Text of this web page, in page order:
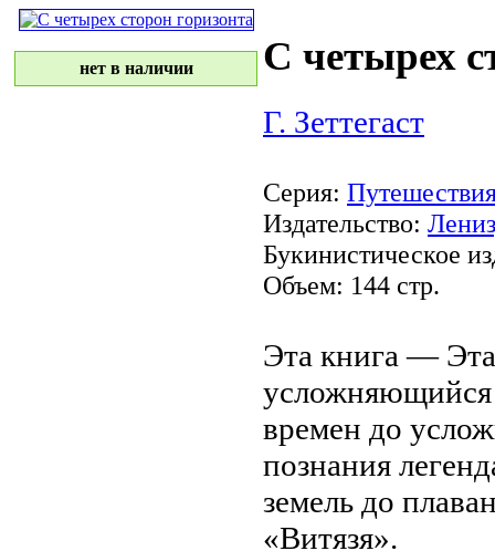
нет в наличии С четырех
Г. Зеттегаст
Серия:
Издательство:
Букинистическое
Объем: 144 стр.
Эта книга —
усложняющийся
времен до
познания
земель до
«Витязя».